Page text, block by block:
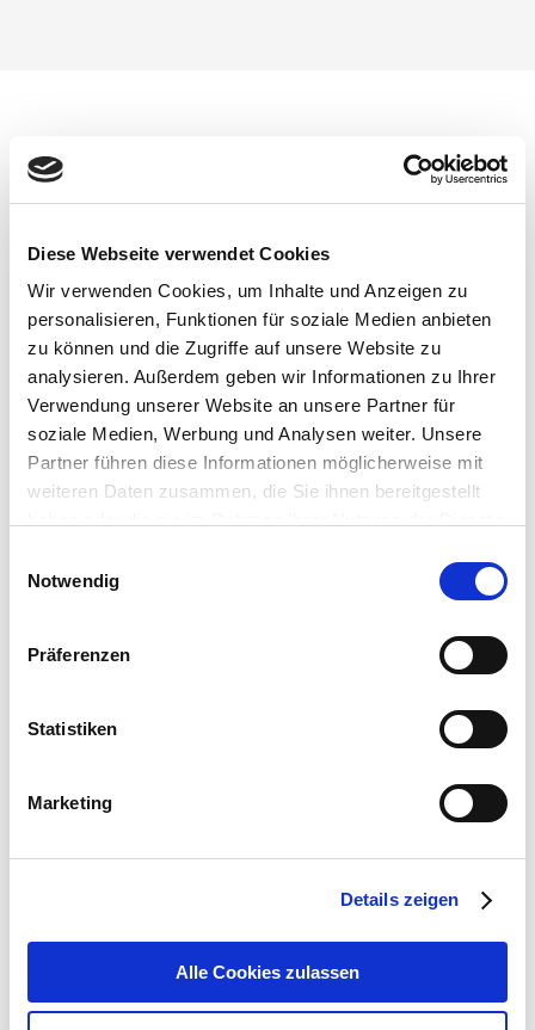
Diese Webseite verwendet Cookies
Wir verwenden Cookies, um Inhalte und Anzeigen zu
personalisieren, Funktionen für soziale Medien anbieten
zu können und die Zugriffe auf unsere Website zu
analysieren. Außerdem geben wir Informationen zu Ihrer
Verwendung unserer Website an unsere Partner für
soziale Medien, Werbung und Analysen weiter. Unsere
Partner führen diese Informationen möglicherweise mit
weiteren Daten zusammen, die Sie ihnen bereitgestellt
Cookies, wenn Sie unsere Webseite weiterhin nutzen.
Notwendig
Präferenzen
Statistiken
Marketing
Details zeigen
Alle Cookies zulassen
Unsere Partner